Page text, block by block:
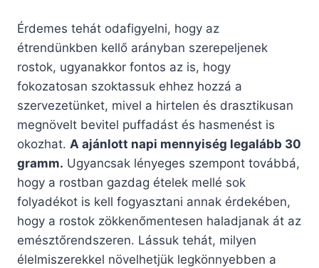
Érdemes tehát odafigyelni, hogy az
étrendünkben kellő arányban szerepeljenek
rostok, ugyanakkor fontos az is, hogy
fokozatosan szoktassuk ehhez hozzá a
szervezetünket, mivel a hirtelen és drasztikusan
megnövelt bevitel puffadást és hasmenést is
okozhat. A ajánlott napi mennyiség legalább 30
gramm. Ugyancsak lényeges szempont továbbá,
hogy a rostban gazdag ételek mellé sok
folyadékot is kell fogyasztani annak érdekében,
hogy a rostok zökkenőmentesen haladjanak át az
emésztőrendszeren. Lássuk tehát, milyen
élelmiszerekkel növelhetjük legkönnyebben a